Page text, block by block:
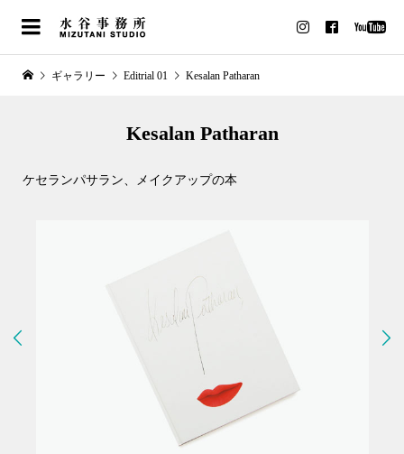
ギャラリー Editrial 01 Kesalan Patharan
Kesalan Patharan
ケセランパサラン、メイクアップの本
 